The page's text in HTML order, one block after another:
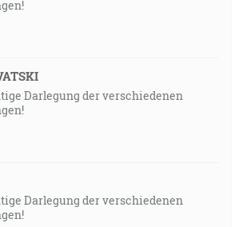
Darlegung der verschiedenen
Darlegung der verschiedenen